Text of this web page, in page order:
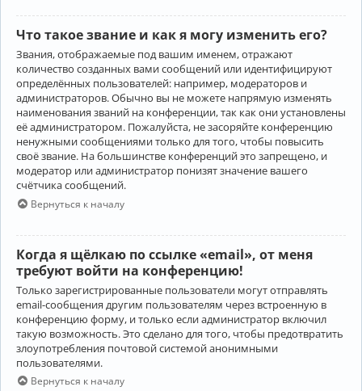
Что такое звание и как я могу изменить его?
Звания, отображаемые под вашим именем, отражают
количество созданных вами сообщений или идентифицируют
определённых пользователей: например, модераторов и
администраторов. Обычно вы не можете напрямую изменять
наименования званий на конференции, так как они установлены
её администратором. Пожалуйста, не засоряйте конференцию
ненужными сообщениями только для того, чтобы повысить
своё звание. На большинстве конференций это запрещено, и
модератор или администратор понизят значение вашего
счётчика сообщений.
Вернуться к началу
Когда я щёлкаю по ссылке «email», от меня
требуют войти на конференцию!
Только зарегистрированные пользователи могут отправлять
email-сообщения другим пользователям через встроенную в
конференцию форму, и только если администратор включил
такую возможность. Это сделано для того, чтобы предотвратить
злоупотребления почтовой системой анонимными
пользователями.
Вернуться к началу